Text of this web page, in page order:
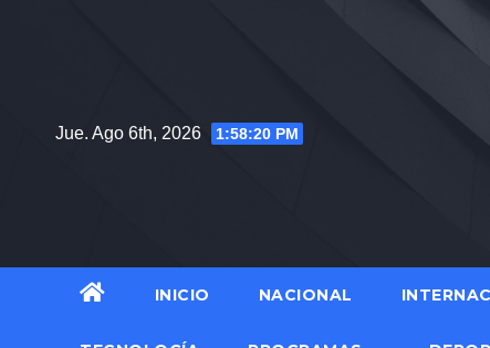
Jue. Ago 6th, 2026 1:58:21 PM
INICIO NACIONAL